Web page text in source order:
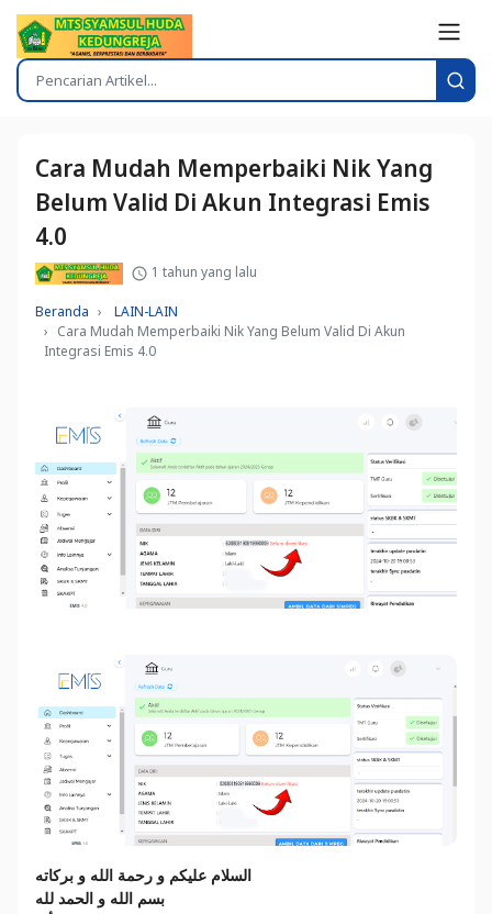
Cara Mudah Memperbaiki Nik Yang
Belum Valid Di Akun Integrasi Emis
4.0
1 tahun yang lalu
Beranda
LAIN-LAIN
Cara Mudah Memperbaiki Nik Yang Belum Valid Di Akun
Integrasi Emis 4.0
السلام عليكم و رحمة الله و بركاته
بسم الله و الحمد لله